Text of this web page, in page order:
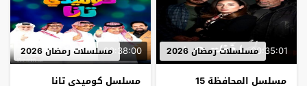
00:35:01مسلسلات رمضان 2026
مسلسل المحافظة 15
00:38:00مسلسلات رمضان 2026
مسلسل كوميدي تانا